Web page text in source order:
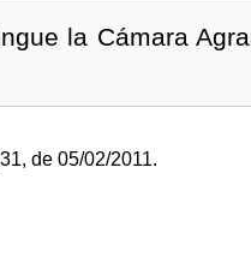
la Cámara
31, de 05/02/2011.